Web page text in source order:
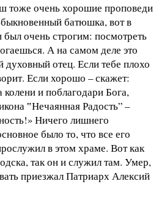
тоже очень хорошие проповеди
батюшка, вот в
очень строгим: посмотреть
А на самом деле это
духовный отец. Если тебе плохо
Если хорошо – скажет:
и поблагодари Бога,
‟Нечаянная Радость” –
Ничего лишнего
было то, что все его
в этом храме. Вот как
так он и служил там. Умер,
приезжал Патриарх Алексий